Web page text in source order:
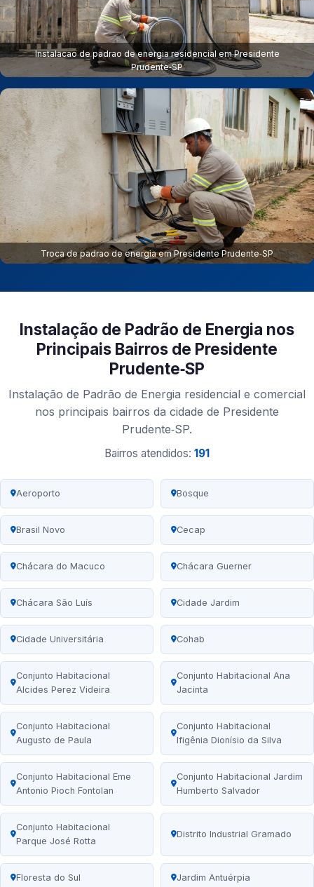
Instalacao de padrao de energia residencial em Presidente
Prudente‑SP
Troca de padrao de energia em Presidente Prudente‑SP
Instalação de Padrão de Energia nos
Principais Bairros de Presidente
Prudente‑SP
Instalação de Padrão de Energia residencial e comercial
nos principais bairros da cidade de Presidente
Prudente‑SP.
Bairros atendidos: 191
Aeroporto Bosque
Brasil Novo Cecap
Chácara do Macuco Chácara Guerner
Chácara São Luís Cidade Jardim
Cidade Universitária Cohab
Conjunto Habitacional
Alcides Perez Videira
Conjunto Habitacional Ana
Jacinta
Conjunto Habitacional
Augusto de Paula
Conjunto Habitacional
Ifigênia Dionísio da Silva
Conjunto Habitacional Eme
Antonio Pioch Fontolan
Conjunto Habitacional Jardim
Humberto Salvador
Conjunto Habitacional
Parque José Rotta
Distrito Industrial Gramado
Floresta do Sul Jardim Antuérpia